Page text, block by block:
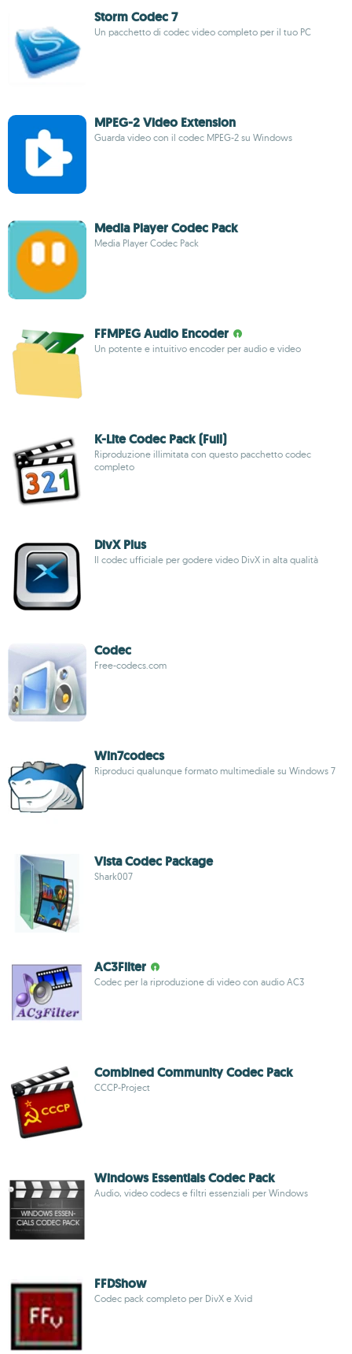
Storm Codec 7
Un pacchetto di codec video completo per il tuo PC
MPEG-2 Video Extension
Guarda video con il codec MPEG-2 su Windows
Media Player Codec Pack
Media Player Codec Pack
FFMPEG Audio Encoder
Un potente e intuitivo encoder per audio e video
K-Lite Codec Pack (Full)
Riproduzione illimitata con questo pacchetto codec
completo
DivX Plus
Il codec ufficiale per godere video DivX in alta qualità
Codec
Free-codecs.com
Win7codecs
Riproduci qualunque formato multimediale su Windows 7
Vista Codec Package
Shark007
AC3Filter
Codec per la riproduzione di video con audio AC3
Combined Community Codec Pack
CCCP-Project
Windows Essentials Codec Pack
Audio, video codecs e filtri essenziali per Windows
FFDShow
Codec pack completo per DivX e Xvid